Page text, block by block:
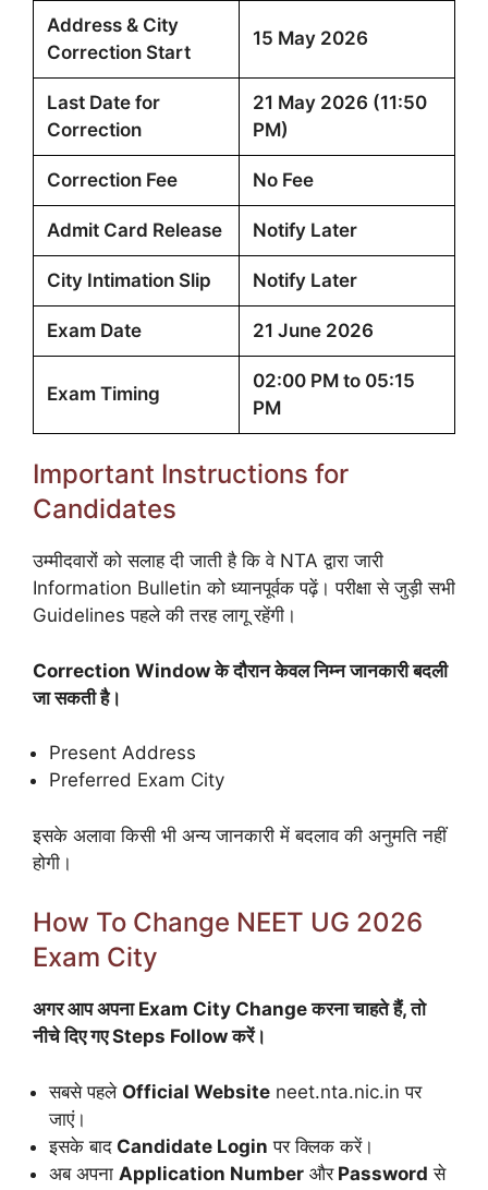
Address & City
Correction Start
15 May 2026
Last Date for
Correction
21 May 2026 (11:50
PM)
Correction Fee No Fee
Admit Card Release Notify Later
City Intimation Slip Notify Later
Exam Date 21 June 2026
Exam Timing
02:00 PM to 05:15
PM
Important Instructions for
Candidates
उम्मीदवारों को सलाह दी जाती है कि वे NTA द्वारा जारी
Information Bulletin को ध्यानपूर्वक पढ़ें। परीक्षा से जुड़ी सभी
Guidelines पहले की तरह लागू रहेंगी।
Correction Window के दौरान केवल निम्न जानकारी बदली
जा सकती है।
Present Address
Preferred Exam City
इसके अलावा किसी भी अन्य जानकारी में बदलाव की अनुमति नहीं
होगी।
How To Change NEET UG 2026
Exam City
अगर आप अपना Exam City Change करना चाहते हैं, तो
नीचे दिए गए Steps Follow करें।
सबसे पहले Official Website neet.nta.nic.in पर
जाएं।
इसके बाद Candidate Login पर क्लिक करें।
अब अपना Application Number औरPassword से